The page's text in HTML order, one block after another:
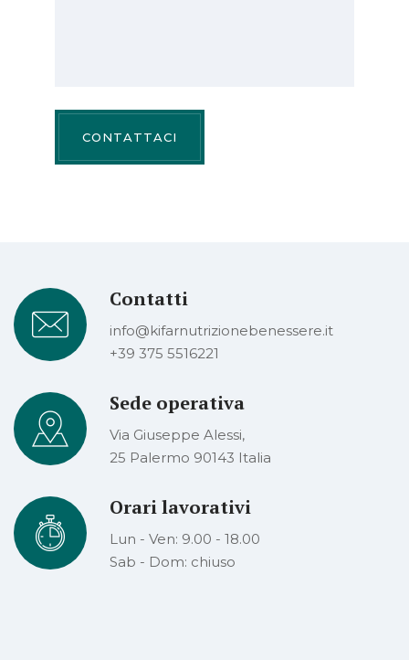
CONTATTACI
Contatti
info@kifarnutrizionebenessere.it
+39 375 5516221
Sede operativa
Via Giuseppe Alessi,
25 Palermo 90143 Italia
Orari lavorativi
Lun - Ven: 9.00 - 18.00
Sab - Dom: chiuso